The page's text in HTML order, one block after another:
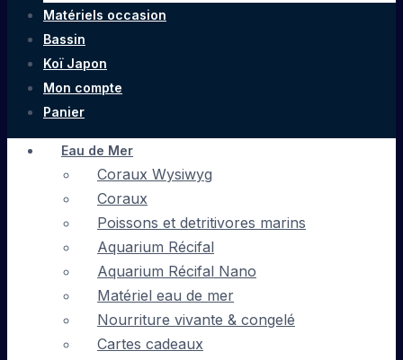
Matériels occasion
Bassin
Koï Japon
Mon compte
Panier
Eau de Mer
Coraux Wysiwyg
Coraux
Poissons et detritivores marins
Aquarium Récifal
Aquarium Récifal Nano
Matériel eau de mer
Nourriture vivante & congelé
Cartes cadeaux